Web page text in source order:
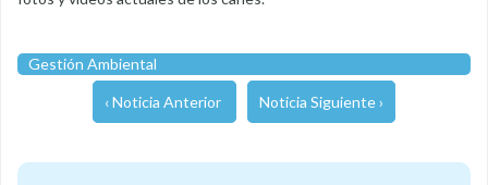
Gestión Ambiental
‹ Noticia Anterior Noticia Siguiente ›